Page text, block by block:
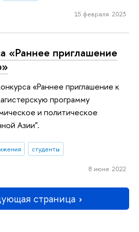
15 февраля 2023
«Раннее приглашение
«Раннее приглашение к
программу
и политическое
Азии".
студенты
8 июня 2022
страница